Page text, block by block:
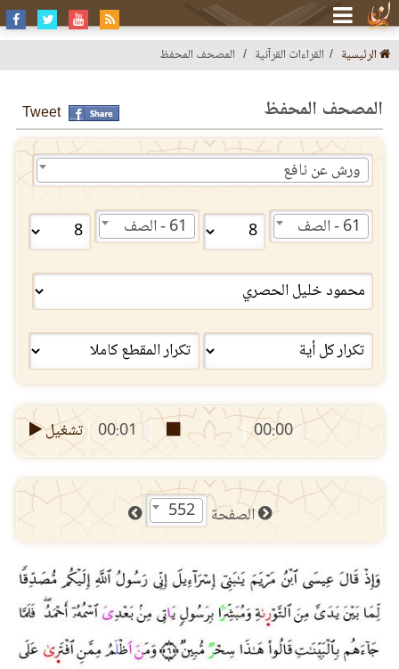
الرئيسية القراءات القرآنية المصحف المحفظ
المصحف المحفظ Tweet
ورش عن نافع
61 - الصف 61 - الصف
00:00
00:01 تشغيل
الصفحة 552